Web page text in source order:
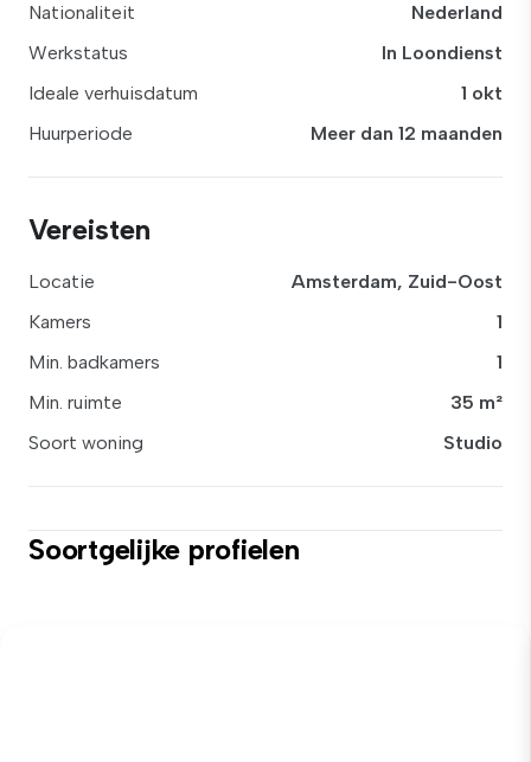
Nationaliteit
Nederland
Werkstatus
In Loondienst
Ideale verhuisdatum
1 okt
Huurperiode
Meer dan 12 maanden
Vereisten
Locatie
Amsterdam, Zuid-Oost
Kamers
1
Min. badkamers
1
Min. ruimte
35 m²
Soort woning
Studio
Soortgelijke profielen